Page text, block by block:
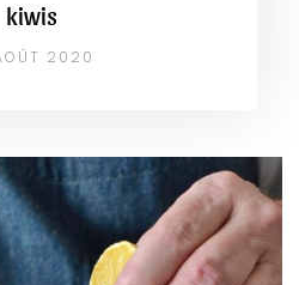
kiwis
2020